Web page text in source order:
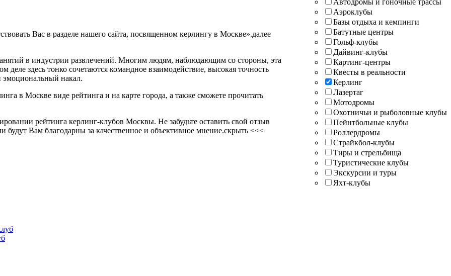
Автодромы и гоночные трассы
Аэроклубы
Базы отдыха и кемпинги
Батутные центры
Гольф-клубы
Дайвинг-клубы
Картинг-центры
Квесты в реальности
Керлинг
Лазертаг
Мотодромы
Охотничьи и рыболовные клубы
Пейнтбольные клубы
Роллердромы
Страйкбол-клубы
Тиры и стрельбища
Туристические клубы
Экскурсии и туры
Яхт-клубы
Вас в разделе нашего сайта, посвященном керлингу в Москве».далее
в индустрии развлечений. Многим людям, наблюдающим со стороны, эта
здесь тонко сочетаются командное взаимодействие, высокая точность
эмоциональный накал.
в Москве виде рейтинга и на карте города, а также сможете прочитать
рейтинга керлинг-клубов Москвы. Не забудьте оставить свой отзыв
Вам благодарны за качественное и объективное мнение.скрыть <<<